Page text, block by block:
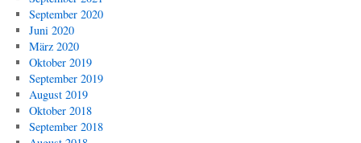
September 2020
Juni 2020
März 2020
Oktober 2019
September 2019
August 2019
Oktober 2018
September 2018